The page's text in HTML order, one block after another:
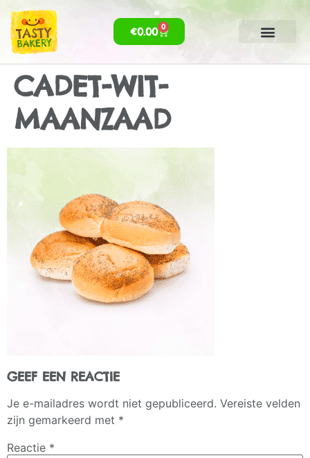
€0.00 0
CADET-WIT-
MAANZAAD
GEEF EEN REACTIE
Je e-mailadres wordt niet gepubliceerd. Vereiste velden
zijn gemarkeerd met *
Reactie *